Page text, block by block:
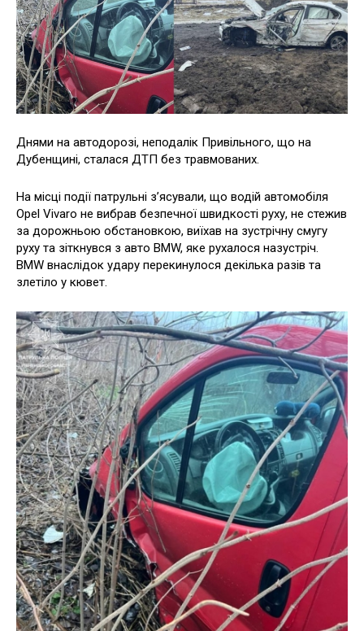
Днями на автодорозі, неподалік Привільного, що на
Дубенщині, сталася ДТП без травмованих.
На місці події патрульні з’ясували, що водій автомобіля
Opel Vivaro не вибрав безпечної швидкості руху, не стежив
за дорожньою обстановкою, виїхав на зустрічну смугу
руху та зіткнувся з авто BMW, яке рухалося назустріч.
BMW внаслідок удару перекинулося декілька разів та
злетіло у кювет.